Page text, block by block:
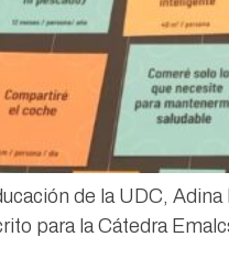
de la UDC,
para la Cátedra